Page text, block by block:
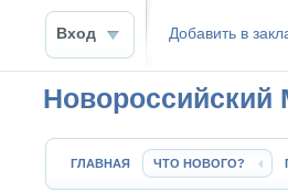
Вход Добавить в
Новороссийский
ГЛАВНАЯ ЧТО НОВОГО?